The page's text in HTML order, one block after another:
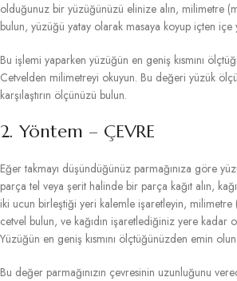
olduğunuz bir yüzüğünüzü elinize alın, milimetre
bulun, yüzüğü yatay olarak masaya koyup içten içe
Bu işlemi yaparken yüzüğün en geniş kısmını
Cetvelden milimetreyi okuyun. Bu değeri yüzük
karşılaştırın ölçünüzü bulun.
2. Yöntem – ÇEVRE
Eğer takmayı düşündüğünüz parmağınıza göre
parça tel veya şerit halinde bir parça kağıt alın,
iki ucun birleştiği yeri kalemle işaretleyin,
cetvel bulun, ve kağıdın işaretlediğiniz yere kadar
Yüzüğün en geniş kısmını ölçtüğünüzden emin olun.
Bu değer parmağınızın çevresinin uzunluğunu